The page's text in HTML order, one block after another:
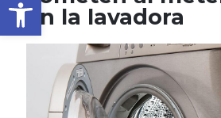
en la lavadora